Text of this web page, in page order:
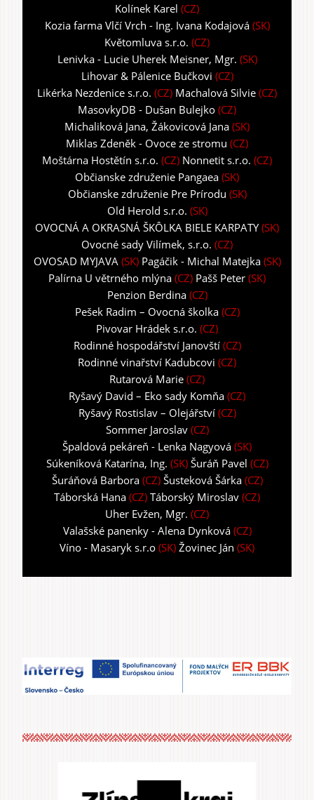
Kolínek Karel (CZ)
Kozia farma Vlčí Vrch - Ing. Ivana Kodajová(SK)
Květomluva s.r.o. (CZ)
Lenivka - Lucie Uherek Meisner, Mgr. (SK)
Lihovar & Pálenice Bučkovi (CZ)
Likérka Nezdenice s.r.o. (CZ) Machalová Silvie (CZ)
MasovkyDB - Dušan Bulejko (CZ)
Michaliková Jana, Žákovicová Jana (SK)
Miklas Zdeněk - Ovoce ze stromu (CZ)
Moštárna Hostětín s.r.o. (CZ) Nonnetit s.r.o. (CZ)
Občianske združenie Pangaea (SK)
Občianske združenie Pre Prírodu (SK)
Old Herold s.r.o. (SK)
OVOCNÁ A OKRASNÁ ŠKÔLKA BIELE KARPATY(SK)
Ovocné sady Vilímek, s.r.o. (CZ)
OVOSAD MYJAVA (SK) Pagáčik - Michal Matejka(SK)
Palírna U větrného mlýna (CZ) Pašš Peter (SK)
Penzion Berdina(CZ)
Pešek Radim – Ovocná školka(CZ)
Pivovar Hrádek s.r.o. (CZ)
Rodinné hospodářství Janovští (CZ)
Rodinné vinařství Kadubcovi (CZ)
Rutarová Marie (CZ)
Ryšavý David – Eko sady Komňa (CZ)
Ryšavý Rostislav – Olejářství(CZ)
Sommer Jaroslav(CZ)
Špaldová pekáreň - Lenka Nagyová (SK)
Súkeníková Katarína, Ing. (SK) Šuráň Pavel (CZ)
Šuráňová Barbora(CZ) Šusteková Šárka(CZ)
Táborská Hana (CZ) Táborský Miroslav (CZ)
Uher Evžen, Mgr. (CZ)
Valašské panenky - Alena Dynková(CZ)
Víno - Masaryk s.r.o (SK) Žovinec Ján (SK)